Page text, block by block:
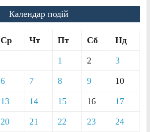
Календар подій
Ср Чт Пт Сб Нд
1 2 3
6 7 8 9 10
13 14 15 16 17
20 21 22 23 24